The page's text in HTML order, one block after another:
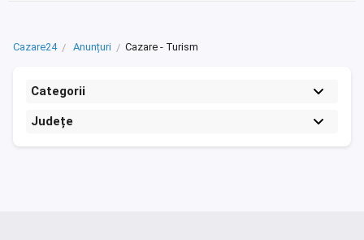
Cazare24 Anunțuri Cazare - Turism
Categorii
Județe